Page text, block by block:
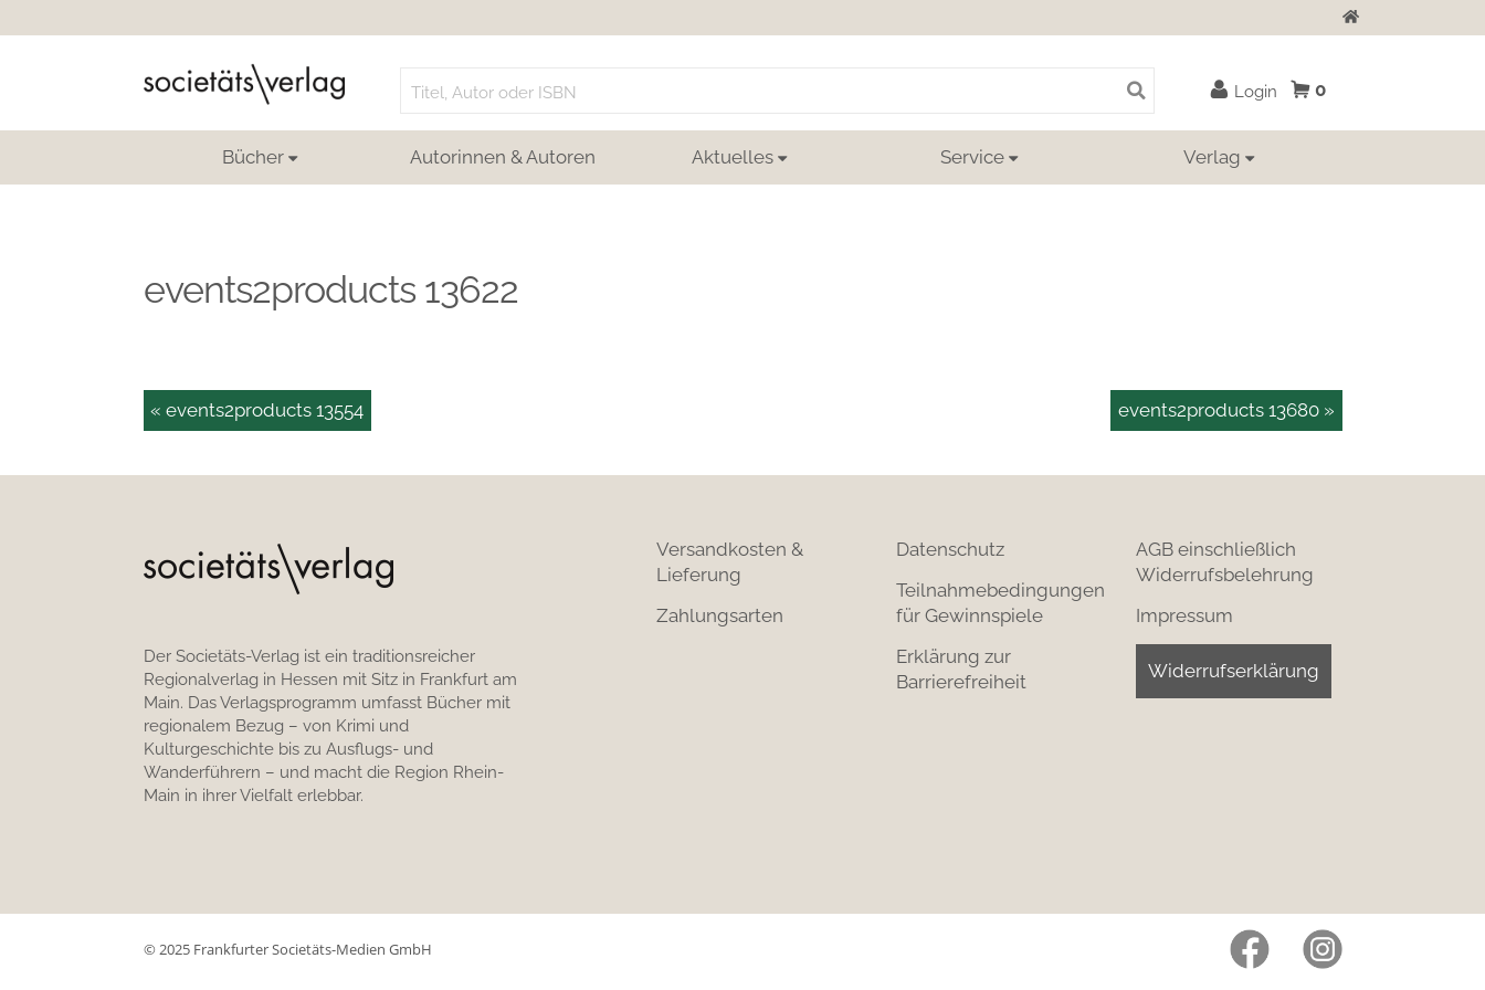
Zur Startseite
for:
Login 0
Bücher Autorinnen & Autoren Aktuelles Service Verlag
events2products 13622
events2products 13680 »
« events2products 13554
Der Societäts-Verlag ist ein traditionsreicher
Regionalverlag in Hessen mit Sitz in Frankfurt am
Main. Das Verlagsprogramm umfasst Bücher mit
regionalem Bezug – von Krimi und
Kulturgeschichte bis zu Ausflugs- und
Wanderführern – und macht die Region Rhein-
Main in ihrer Vielfalt erlebbar.
Versandkosten &
Lieferung
Zahlungsarten
Datenschutz
Teilnahmebedingungen
für Gewinnspiele
Erklärung zur
Barrierefreiheit
AGB einschließlich
Widerrufsbelehrung
Impressum
Widerrufserklärung
© 2025 Frankfurter Societäts-Medien GmbH